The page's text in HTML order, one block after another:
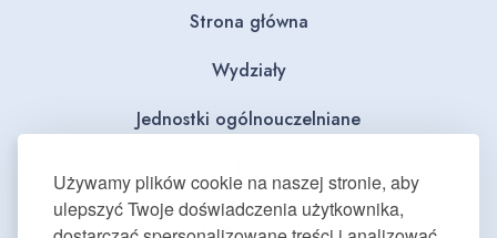
Używamy plików cookie na naszej stronie, aby
ulepszyć Twoje doświadczenia użytkownika,
Strona główna
Wydziały
Jednostki ogólnouczelniane
Dla mediów